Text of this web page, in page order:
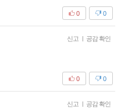
0
0
신고 | 공감 확인
0
0
신고 | 공감 확인